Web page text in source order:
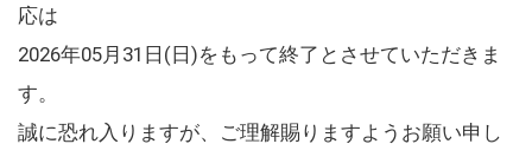
応は
2026年05月31日(日)をもって終了とさせていただきま
す。
誠に恐れ入りますが、ご理解賜りますようお願い申し